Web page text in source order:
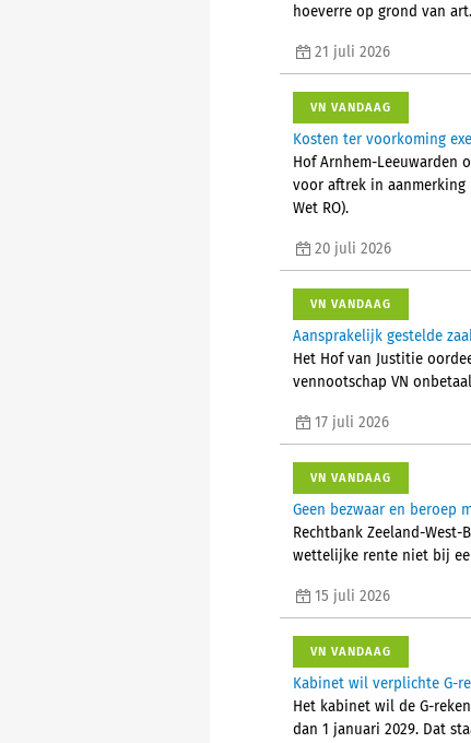
hoeverre op grond van
21 juli 2026
VN VANDAAG
Kosten ter voorkoming
Hof Arnhem-
voor aftrek in aanmerking
Wet RO).
20 juli 2026
VN VANDAAG
Aansprakelijk gestelde
Het Hof van Justitie
vennootschap VN
17 juli 2026
VN VANDAAG
Geen bezwaar en beroep
Rechtbank Zeeland-
wettelijke rente niet bij
15 juli 2026
VN VANDAAG
Kabinet wil verplichte G-
Het kabinet wil de G-
dan 1 januari 2029. Dat